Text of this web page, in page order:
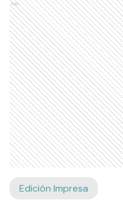
Ads
Edición Impresa